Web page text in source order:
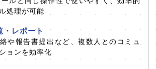
処理が可能
・レポート
や報告書提出など、複数人とのコミュ
ョンを効率化